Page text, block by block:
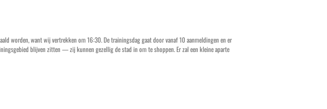
worden, want wij vertrekken om 16:30. De trainingsdag gaat door vanaf 10 aanmeldingen en er
blijven zitten — zij kunnen gezellig de stad in om te shoppen. Er zal een kleine aparte